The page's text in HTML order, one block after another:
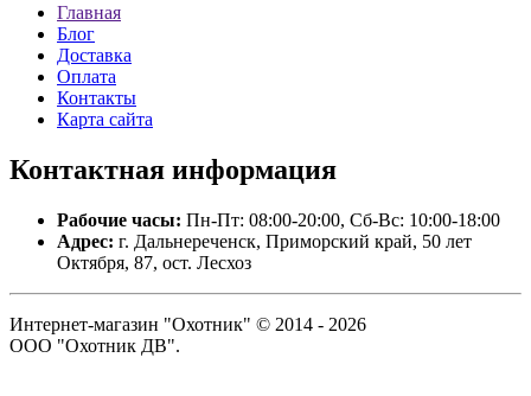
Главная
Блог
Доставка
Оплата
Контакты
Карта сайта
Контактная информация
Рабочие часы: Пн-Пт: 08:00-20:00, Сб-Вс: 10:00-18:00
Адрес: г. Дальнереченск, Приморский край, 50 лет
Октября, 87, ост. Лесхоз
Интернет-магазин "Охотник" © 2014 - 2026
ООО "Охотник ДВ".